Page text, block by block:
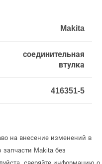
Makita
соединительная
втулка
416351-5
на внесение изменений в
Makita без